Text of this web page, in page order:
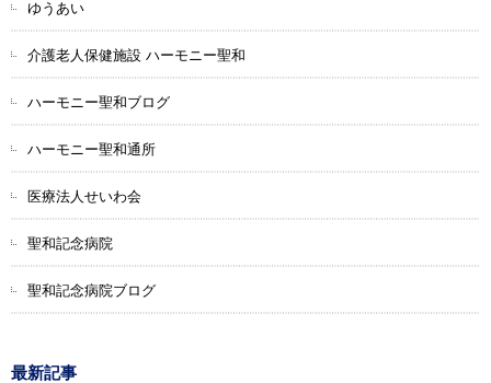
ゆうあい
介護老人保健施設 ハーモニー聖和
ハーモニー聖和ブログ
ハーモニー聖和通所
医療法人せいわ会
聖和記念病院
聖和記念病院ブログ
最新記事